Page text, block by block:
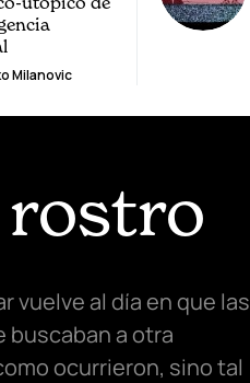
Milanovic
rostro
vuelve al día en que las
buscaban a otra
ocurrieron, sino tal